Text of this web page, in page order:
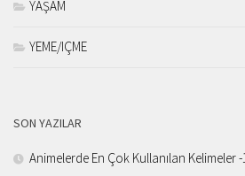
YAŞAM
YEME/IÇME
SON YAZILAR
Animelerde En Çok Kullanılan Kelimeler -